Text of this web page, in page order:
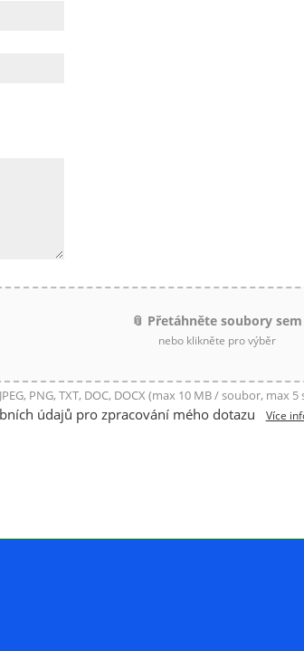
📎 Přetáhněte soubory sem
nebo klikněte pro výběr
PNG, TXT, DOC, DOCX (max 10 MB / soubor, max
údajů pro zpracování mého dotazu Více